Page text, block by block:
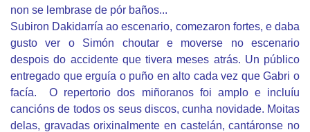
non se lembrase de pór baños...
Subiron Dakidarría ao escenario, comezaron fortes, e daba
gusto ver o Simón choutar e moverse no escenario
despois do accidente que tivera meses atrás. Un público
entregado que erguía o puño en alto cada vez que Gabri o
facía. O repertorio dos miñoranos foi amplo e incluíu
cancións de todos os seus discos, cunha novidade. Moitas
delas, gravadas orixinalmente en castelán, cantáronse no